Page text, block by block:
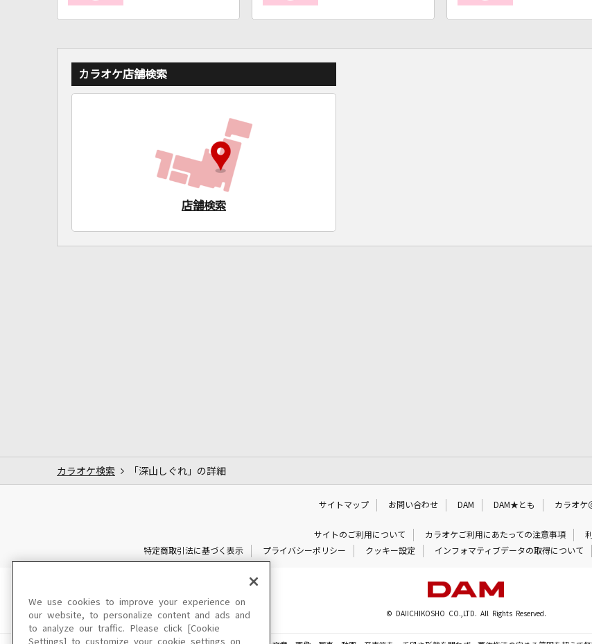
カラオケ店舗検索
店舗検索
カラオケ検索 「深山しぐれ」の詳細
サイトマップ お問い合わせ DAM DAM★とも カラオケ
サイトのご利用について カラオケご利用にあたっての注意事項
特定商取引法に基づく表示
プライバシーポリシー クッキー設定 インフォマティブデータの取得について
© DAIICHIKOSHO CO.,LTD. All Rights Reserved.
We use cookies to improve your experience on
our website, to personalize content and ads and
to analyze our traffic. Please click [Cookie
Settings] to customize your cookie settings on